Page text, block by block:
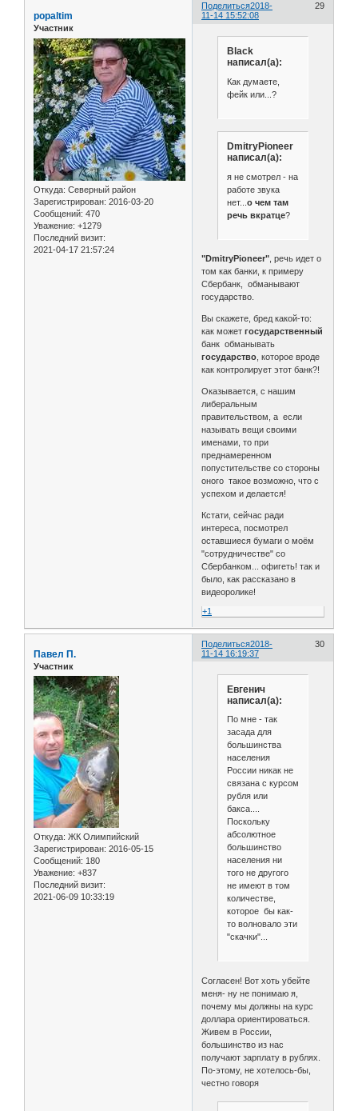
Поделиться 29
2018-
11-14 15:52:08
popaltim
Участник
Откуда: Северный район
Зарегистрирован: 2016-03-20
Сообщений: 470
Уважение: +1279
Последний визит:
2021-04-17 21:57:24
Black
написал(а):
Как думаете,
фейк или...?
DmitryPioneer
написал(а):
я не смотрел - на
работе звука
нет... о чем там
речь вкратце?
"DmitryPioneer" , речь идет о
том как банки, к примеру
Сбербанк, обманывают
государство.
Вы скажете, бред какой-то:
как можетгосударственный
банк обманывать
государство , которое вроде
как контролирует этот банк?!
Оказывается, с нашим
либеральным
правительством, а если
называть вещи своими
именами, то при
преднамеренном
попустительстве со стороны
оного такое возможно, что с
успехом и делается!
Кстати, сейчас ради
интереса, посмотрел
оставшиеся бумаги о моём
"сотрудничестве" со
Сбербанком... офигеть! так и
было, как рассказано в
видеоролике!
+1
Поделиться 30
2018-
11-14 16:19:37
Павел П.
Участник
Откуда: ЖК Олимпийский
Зарегистрирован: 2016-05-15
Сообщений: 180
Уважение: +837
Последний визит:
2021-06-09 10:33:19
Евгенич
написал(а):
По мне - так
засада для
большинства
населения
России никак не
связана с курсом
рубля или
бакса....
Поскольку
абсолютное
большинство
населения ни
того не другого
не имеют в том
количестве,
которое бы как-
то волновало эти
"скачки"...
Согласен! Вот хоть убейте
меня- ну не понимаю я,
почему мы должны на курс
доллара ориентироваться.
Живем в России,
большинство из нас
получают зарплату в рублях.
По-этому, не хотелось-бы,
честно говоря